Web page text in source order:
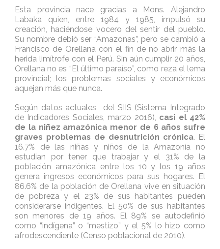
Esta provincia nace gracias a Mons. Alejandro
Labaka quien, entre 1984 y 1985, impulsó su
creación, haciéndose vocero del sentir del pueblo.
Su nombre debió ser “Amazonas”, pero se cambió a
Francisco de Orellana con el fin de no abrir más la
herida limítrofe con el Perú. Sin aún cumplir 20 años,
Orellana no es “El último paraíso”, como reza el lema
provincial; los problemas sociales y económicos
aquejan más que nunca.
Según datos actuales del SIIS (Sistema Integrado
de Indicadores Sociales, marzo 2016), casi el 42%
de la niñez amazónica menor de 6 años sufre
graves problemas de desnutrición crónica. El
16.7% de las niñas y niños de la Amazonía no
estudian por tener que trabajar y el 31% de la
población amazónica entre los 10 y los 19 años
genera ingresos económicos para sus hogares. El
86.6% de la población de Orellana vive en situación
de pobreza y el 23% de sus habitantes pueden
considerarse indigentes. El 50% de sus habitantes
son menores de 19 años. El 89% se autodefinió
como “indígena” o “mestizo” y el 5% lo hizo como
afrodescendiente (Censo poblacional de 2010).